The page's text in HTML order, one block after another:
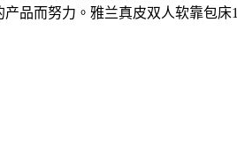
品而努力。雅兰真皮双人软靠包床